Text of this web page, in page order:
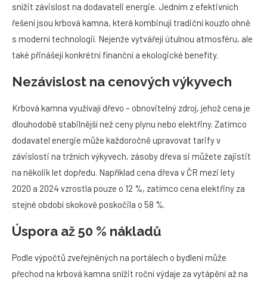
snížit závislost na dodavateli energie. Jedním z efektivních
řešení jsou krbová kamna, která kombinují tradiční kouzlo ohně
s moderní technologií. Nejenže vytvářejí útulnou atmosféru, ale
také přinášejí konkrétní finanční a ekologické benefity.
Nezávislost na cenových výkyvech
Krbová kamna využívají dřevo – obnovitelný zdroj, jehož cena je
dlouhodobě stabilnější než ceny plynu nebo elektřiny. Zatímco
dodavatel energie může každoročně upravovat tarify v
závislosti na tržních výkyvech, zásoby dřeva si můžete zajistit
na několik let dopředu. Například cena dřeva v ČR mezi lety
2020 a 2024 vzrostla pouze o 12 %, zatímco cena elektřiny za
stejné období skokově poskočila o 58 %.
Úspora až 50 % nákladů
Podle výpočtů zveřejněných na portálech o bydlení může
přechod na krbová kamna snížit roční výdaje za vytápění až na